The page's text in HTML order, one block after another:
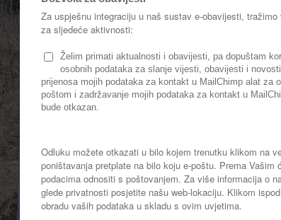
pločama.
Mnoge
također možemo
s debljim
Iznenađujuće je
Velik problem
šume. Žičana ili
granama,
sredstvo za
Bolesti
Tijekom godine
utječu na slab